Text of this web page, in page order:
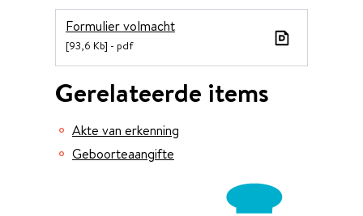
Formulier volmacht
93,6 Kb pdf
Gerelateerde items
Akte van erkenning
Geboorteaangifte